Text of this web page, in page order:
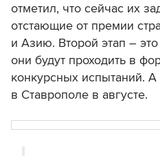
отметил, что сейчас их
отстающие от премии
и Азию. Второй этап –
они будут проходить в
конкурсных испытаний. А
в Ставрополе в августе.